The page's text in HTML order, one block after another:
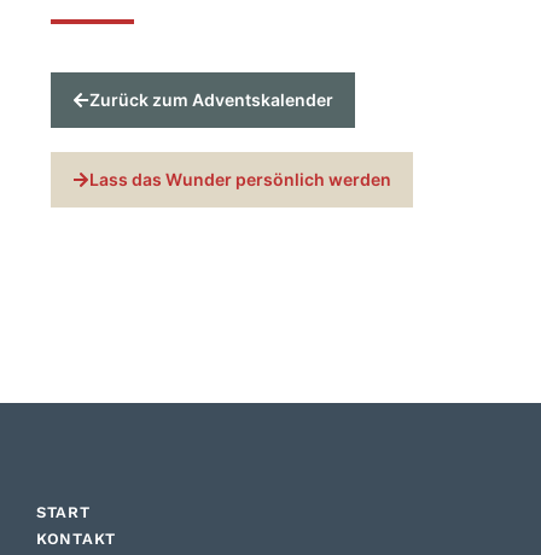
Zurück zum Adventskalender
Lass das Wunder persönlich werden
START
KONTAKT